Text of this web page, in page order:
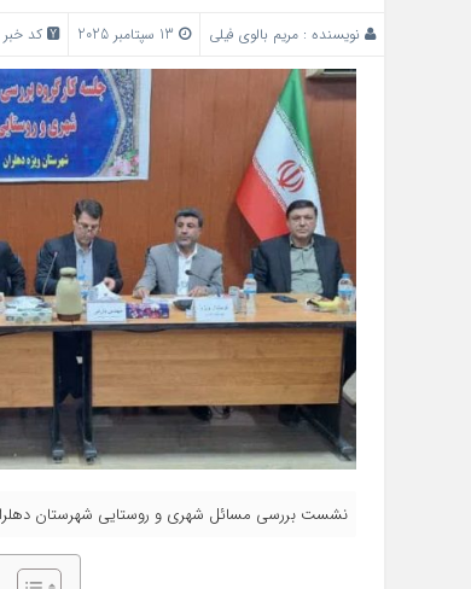
نویسنده : مریم بالوی فیلی کد خبر 34872
نشست بررسی مسائل شهری و روستایی شهرستان